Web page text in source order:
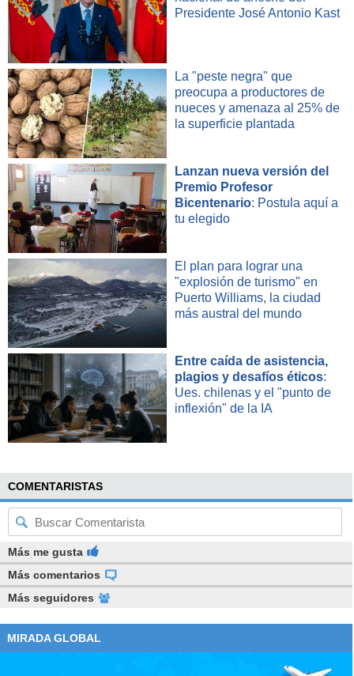
Presidente José Antonio Kast
La "peste negra" que
preocupa a productores de
nueces y amenaza al 25% de
la superficie plantada
Lanzan nueva versión del
Premio Profesor
Bicentenario: Postula aquí a
tu elegido
El plan para lograr una
"explosión de turismo" en
Puerto Williams, la ciudad
más austral del mundo
Entre caída de asistencia,
plagios y desafíos éticos:
Ues. chilenas y el "punto de
inflexión" de la IA
COMENTARISTAS
Más me gusta
Más comentarios
Más seguidores
MIRADA GLOBAL